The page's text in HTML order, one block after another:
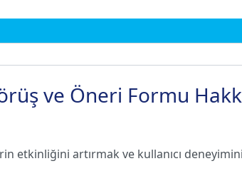
ve Öneri Formu
artırmak ve kullanıcı